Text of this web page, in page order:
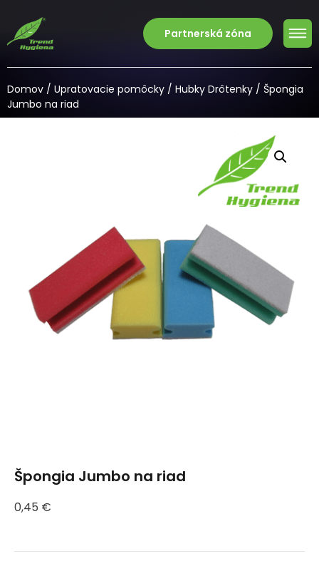
Partnerská zóna
Domov / Upratovacie pomôcky / Hubky Drôtenky / Špongia
Jumbo na riad
Špongia Jumbo na riad
0,45 €